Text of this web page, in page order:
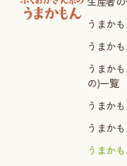
うまか
うまか
うまか
の)一覧
うまか
うまか
うまか